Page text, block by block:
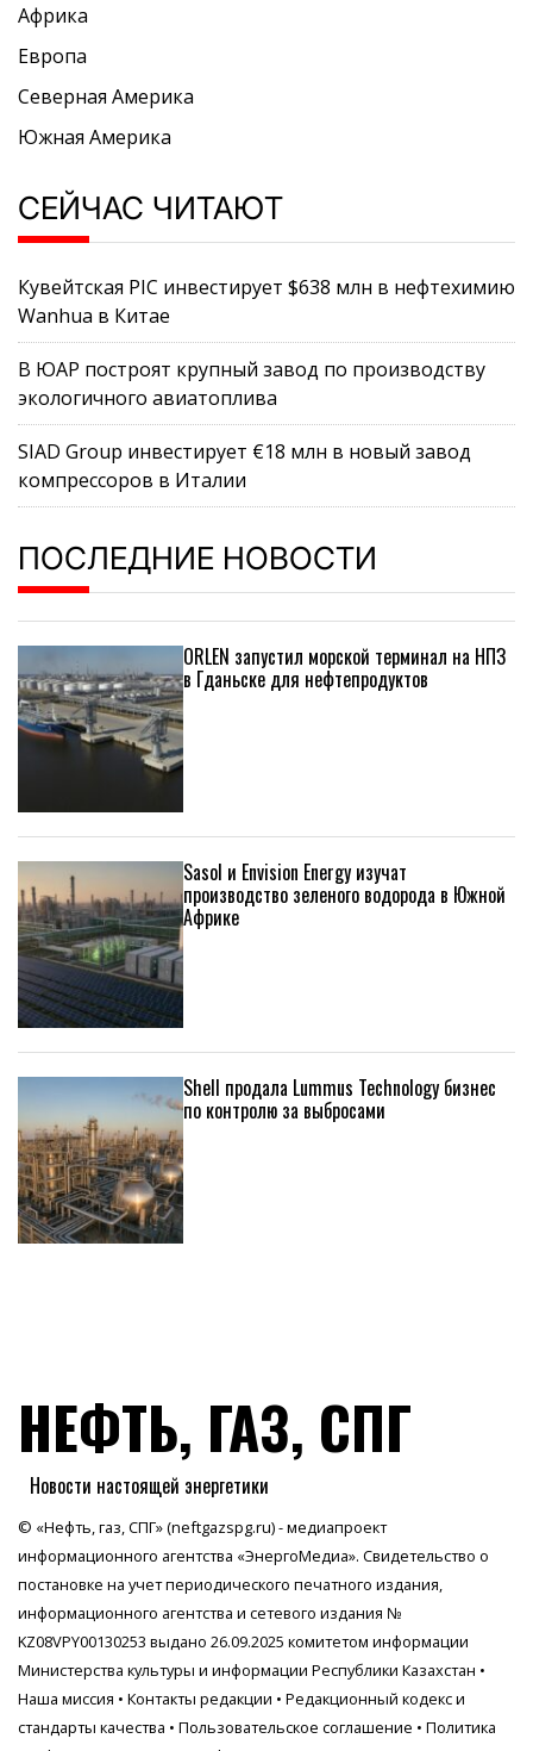
Африка
Европа
Северная Америка
Южная Америка
СЕЙЧАС ЧИТАЮТ
Кувейтская PIC инвестирует $638 млн в нефтехимию
Wanhua в Китае
В ЮАР построят крупный завод по производству
экологичного авиатоплива
SIAD Group инвестирует €18 млн в новый завод
компрессоров в Италии
ПОСЛЕДНИЕ НОВОСТИ
ORLEN запустил морской терминал на НПЗ
в Гданьске для нефтепродуктов
Sasol и Envision Energy изучат
производство зеленого водорода в Южной
Африке
Shell продала Lummus Technology бизнес
по контролю за выбросами
НЕФТЬ, ГАЗ, СПГ
Новости настоящей энергетики
© «Нефть, газ, СПГ» (neftgazspg.ru) - медиапроект
информационного агентства «ЭнергоМедиа». Свидетельство о
постановке на учет периодического печатного издания,
информационного агентства и сетевого издания №
KZ08VPY00130253 выдано 26.09.2025 комитетом информации
Министерства культуры и информации Республики Казахстан •
Наша миссия • Контакты редакции • Редакционный кодекс и
стандарты качества • Пользовательское соглашение • Политика